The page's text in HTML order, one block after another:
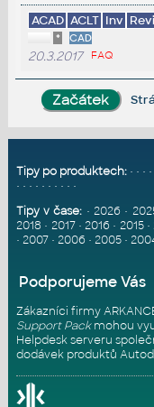
ACAD ACLT Inv
* CAD
20.3.2017 FAQ
Tipy po produktech: • • • •
• • • • • • • • • •
Tipy v čase: • 2026 •
2018 • 2017•2016 • 2015•
• 2007• 2006• 2005•
Podporujeme Vás
Zákazníci firmy
Support Packmohou
Helpdesk serveru
dodávek produktů